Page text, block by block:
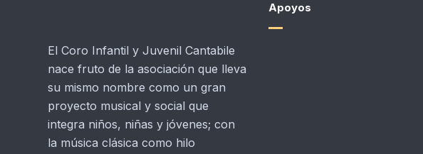
El Coro Infantil y Juvenil Cantabile
nace fruto de la asociación que lleva
su mismo nombre como un gran
proyecto musical y social que
integra niños, niñas y jóvenes; con
la música clásica como hilo
Apoyos